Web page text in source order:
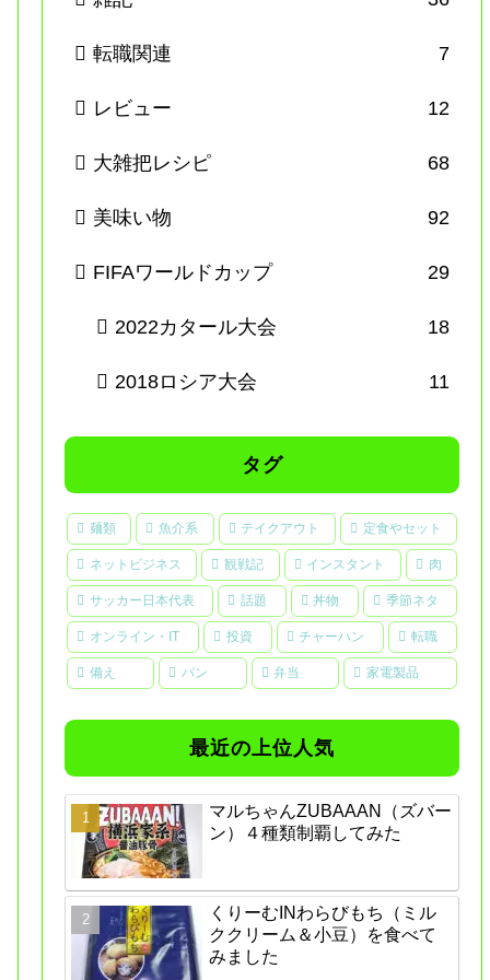
転職関連 7
レビュー 12
大雑把レシピ 68
美味い物 92
FIFAワールドカップ 29
2022カタール大会 18
2018ロシア大会 11
タグ
麺類 魚介系 テイクアウト 定食やセット
ネットビジネス 観戦記 インスタント 肉
サッカー日本代表 話題 丼物 季節ネタ
オンライン・IT 投資 チャーハン 転職
備え パン 弁当 家電製品
最近の上位人気
マルちゃんZUBAAAN（ズバー
ン）４種類制覇してみた
くりーむINわらびもち（ミル
ククリーム＆小豆）を食べて
みました